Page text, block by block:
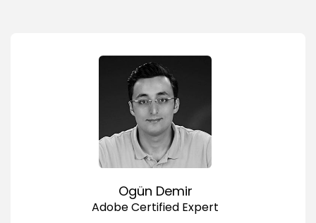
Photoshop CC özelliği: Perspective Warp ile
düzenleme yapmak
Perspektif Onarma İşlemleri
Content-Aware ile eğimli yüzeyleri koruyarak
doku taşımak
Vanishing Point panelinde eğimli yüzeylerde
doku taşımak
Ogün Demir
Adobe Certified Expert